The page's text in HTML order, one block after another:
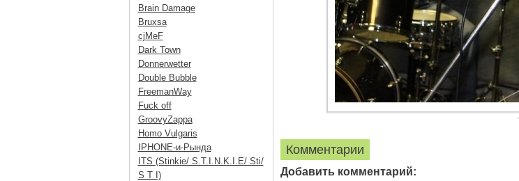
Комментарии
Добавить комментарий:
Brain Damage
Bruxsa
cjMeF
Dark Town
Donnerwetter
Double Bubble
FreemanWay
Fuck off
GroovyZappa
Homo Vulgaris
IPHONE-и-Рында
ITS (Stinkie/ S.T.I.N.K.I.E/ Sti/
S T I)